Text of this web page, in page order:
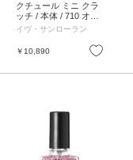
お気に入り
クチュール ミニ クラ
ッチ / 本体 / 710 オー
バー ブラン / 4g
イヴ・サンローラン
￥10,890